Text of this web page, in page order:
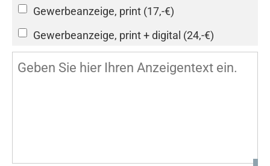
Gewerbeanzeige, print (17,-€)
Gewerbeanzeige, print + digital (24,-€)